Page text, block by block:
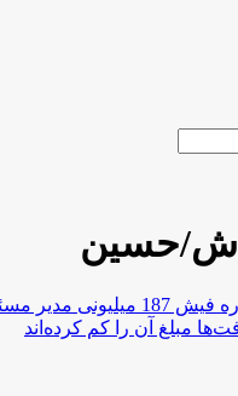
اش/حسین